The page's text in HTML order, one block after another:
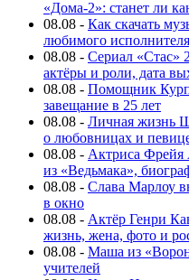
«Дома-2»: станет ли
08.08 - Как скачать
любимого
08.08 - Сериал «Стас»
актёры и роли, дата
08.08 - Помощник
завещание в 25 лет
08.08 - Личная жизнь
о любовницах и
08.08 - Актриса
из «Ведьмака»,
08.08 - Слава Марлоу
в окно
08.08 - Актёр Генри
жизнь, жена, фото и
08.08 - Маша из
учителей